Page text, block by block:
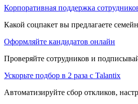
Корпоративная поддержка
Какой соцпакет вы предлагаете
Оформляйте кандидатов онлайн
Проверяйте сотрудников и
Ускорьте подбор в 2 раза с Talantix
Автоматизируйте сбор откликов,